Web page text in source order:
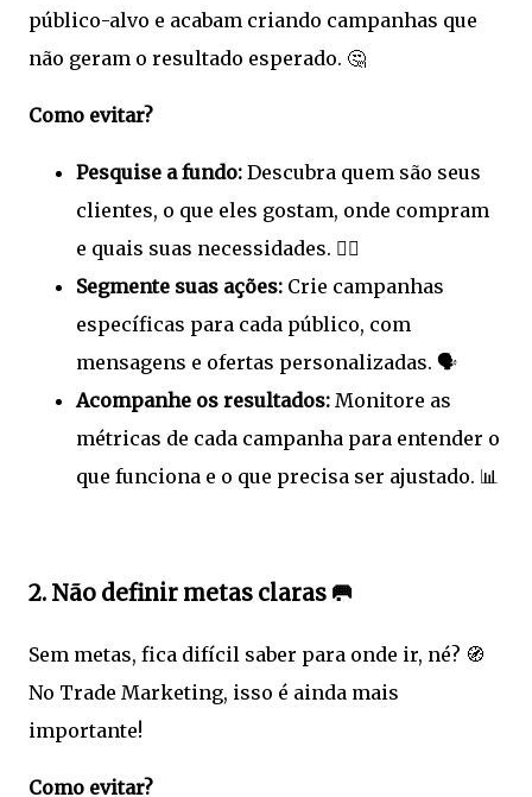
público-alvo e acabam criando campanhas que
não geram o resultado esperado. 🤔
Como evitar?
Pesquise a fundo: Descubra quem são seus
clientes, o que eles gostam, onde compram
e quais suas necessidades. 🕵️‍♀️
Segmente suas ações: Crie campanhas
específicas para cada público, com
mensagens e ofertas personalizadas. 🗣️
Acompanhe os resultados: Monitore as
métricas de cada campanha para entender o
que funciona e o que precisa ser ajustado. 📊
2. Não definir metas claras 🥅
Sem metas, fica difícil saber para onde ir, né? 🧭
No Trade Marketing, isso é ainda mais
importante!
Como evitar?